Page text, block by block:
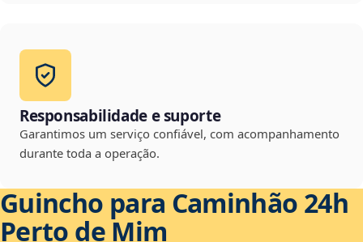
Responsabilidade e suporte
Garantimos um serviço confiável, com acompanhamento
durante toda a operação.
Guincho para Caminhão 24h
Perto de Mim